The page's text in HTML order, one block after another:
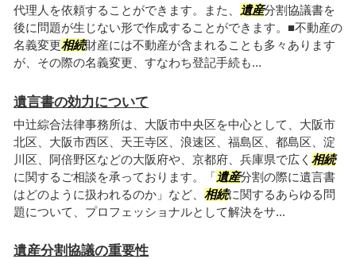
代理人を依頼することができます。また、
遺産分割協議書を
後に問題が生じない形で作成することができます。■不動産の
名義変更相続財産には不動産が含まれることも多々あります
が、その際の名義変更、すなわち登記手続も...
遺言書の効力について
中辻綜合法律事務所は、大阪市中央区を中心として、大阪市
北区、大阪市西区、天王寺区、浪速区、福島区、都島区、淀
川区、阿倍野区などの大阪府や、京都府、兵庫県で広く 相続
に関するご相談を承っております。「遺産分割の際に遺言書
はどのように扱われるのか」など、 相続に関するあらゆる問
題について、プロフェッショナルとして解決をサ...
遺産分割協議の重要性